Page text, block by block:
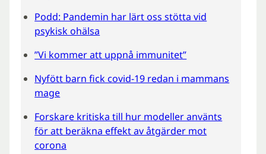
Podd: Pandemin har lärt oss stötta vid
psykisk ohälsa
”Vi kommer att uppnå immunitet”
Nyfött barn fick covid-19 redan i mammans
mage
Forskare kritiska till hur modeller använts
för att beräkna effekt av åtgärder mot
corona